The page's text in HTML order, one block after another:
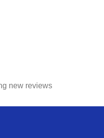
new reviews